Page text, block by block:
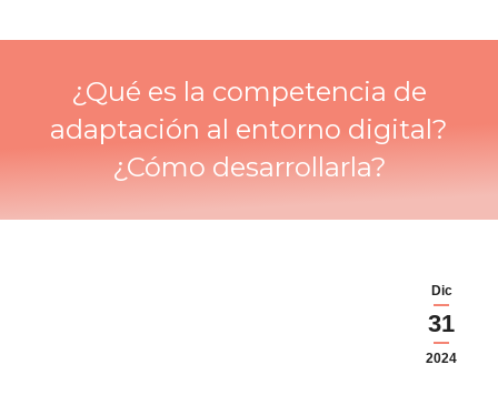
¿Qué es la competencia de
adaptación al entorno digital?
¿Cómo desarrollarla?
Dic
31
2024